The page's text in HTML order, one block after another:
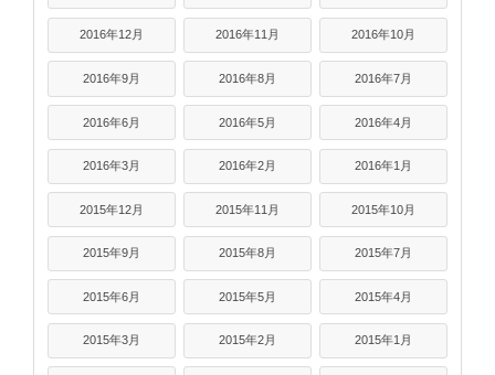
2016年12月 2016年11月 2016年10月
2016年9月 2016年8月 2016年7月
2016年6月 2016年5月 2016年4月
2016年3月 2016年2月 2016年1月
2015年12月 2015年11月 2015年10月
2015年9月 2015年8月 2015年7月
2015年6月 2015年5月 2015年4月
2015年3月 2015年2月 2015年1月